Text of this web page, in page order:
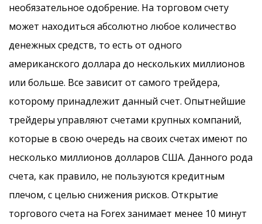
необязательное одобрение. На торговом счету
может находиться абсолютно любое количество
денежных средств, то есть от одного
американского доллара до нескольких миллионов
или больше. Все зависит от самого трейдера,
которому принадлежит данный счет. Опытнейшие
трейдеры управляют счетами крупных компаний,
которые в свою очередь на своих счетах имеют по
несколько миллионов долларов США. Данного рода
счета, как правило, не пользуются кредитным
плечом, с целью снижения рисков. Открытие
торгового счета на Forex занимает менее 10 минут